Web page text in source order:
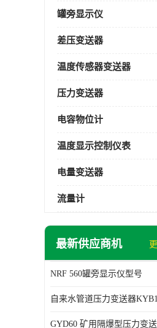
罐旁显示仪
差压变送器
温度传感器变送器
压力变送器
电容物位计
温度显示控制仪表
电量变送器
流量计
最新供应商机
NRF 560罐旁显示仪型号
GYD60 矿用隔爆型压力变